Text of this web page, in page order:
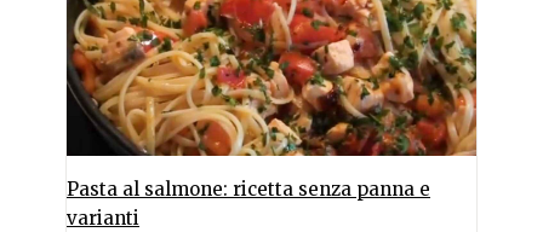
Pasta al salmone: ricetta senza panna e
varianti